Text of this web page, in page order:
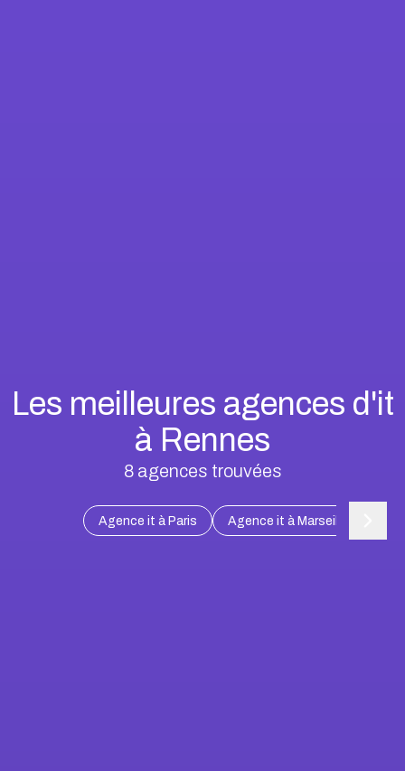
Les meilleures agences d'it
à Rennes
8agences trouvées
Agence it à Paris Agence it à Marseille